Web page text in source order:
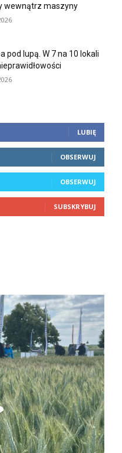
wewnątrz maszyny
pod lupą. W 7 na 10 lokali
LUBIĘ
OBSERWUJ
OBSERWUJ
SUBSKRYBUJ